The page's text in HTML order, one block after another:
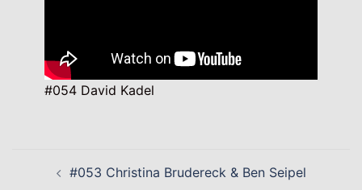
#054 David Kadel
#053 Christina Brudereck & Ben Seipel